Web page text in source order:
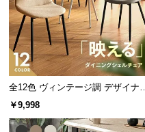
ブ
ロ
企
業
情
全12色 ヴィンテージ調 デザイナー
ズシェルチェア
￥9,998